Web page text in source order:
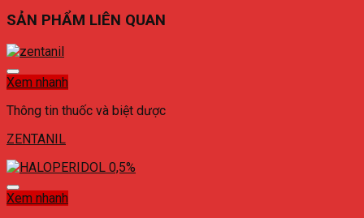
SẢN PHẨM LIÊN QUAN
Xem nhanh
Thông tin thuốc và biệt dược
ZENTANIL
Xem nhanh